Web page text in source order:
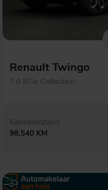
Renault Twingo
1.0 SCe Collection
Kilometerstand
98.540 KM